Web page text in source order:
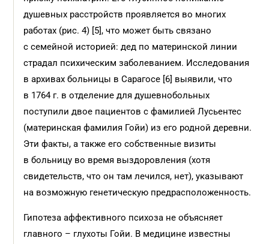
душевных расстройств проявляется во многих
работах (рис. 4) [5], что может быть связано
с семейной историей: дед по материнской линии
страдал психическим заболеванием. Исследования
в архивах больницы в Сарагосе [6] выявили, что
в 1764 г. в отделение для душевнобольных
поступили двое пациентов с фамилией Лусьентес
(материнская фамилия Гойи) из его родной деревни.
Эти факты, а также его собственные визиты
в больницу во время выздоровления (хотя
свидетельств, что он там лечился, нет), указывают
на возможную генетическую предрасположенность.
Гипотеза аффективного психоза не объясняет
главного – глухоты Гойи. В медицине известны